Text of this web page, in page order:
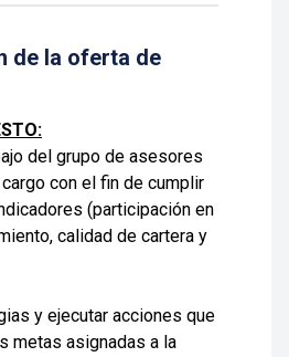
de la oferta de
del grupo de asesores
con el fin de cumplir
(participación en
calidad de cartera y
y ejecutar acciones que
metas asignadas a la